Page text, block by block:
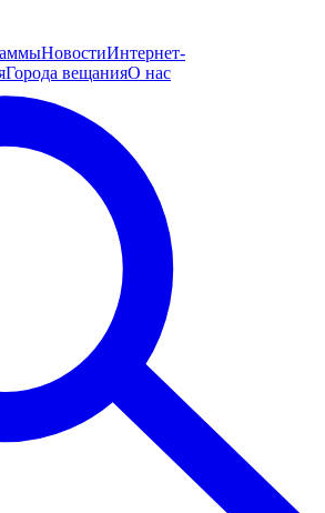
НовостиИнтернет-
Города вещанияО нас